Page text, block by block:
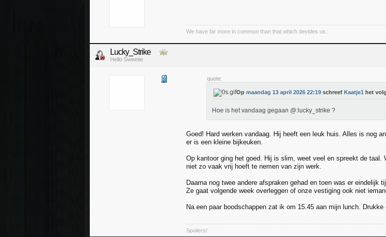
We have far more in common than that which devides us..
Lucky_Strike
Hello Sweetie
quote:
Op maandag 13 april 2026 22:19 schreef Kaatje1 het
Hoe is het vandaag gegaan @:lucky_strike ?
Goed! Hard werken vandaag. Hij heeft een leuk huis. Alles is nog
er is een kleine bijkeuken.
Op kantoor ging het goed. Hij is slim, weet veel en spreekt de taal.
niet zo vaak vrij hoeft te nemen van zijn werk.
Daarna nog twee andere afspraken gehad en toen was er
Ze gaat volgende week overleggen of onze vestiging ook niet
Na een paar boodschappen zat ik om 15.45 aan mijn lunch. Drukke
Spoilers!